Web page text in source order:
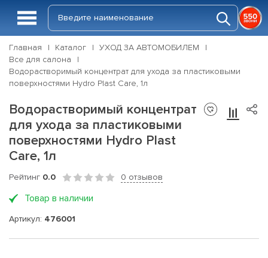
Главная Каталог
УХОД ЗА АВТОМОБИЛЕМ
Все для салона
Водорастворимый концентрат для ухода за пластиковыми
поверхностями Hydro Plast Care, 1л
Водорастворимый концентрат
для ухода за пластиковыми
поверхностями Hydro Plast
Care, 1л
Рейтинг 0.0 0 отзывов
Товар в наличии
Артикул: 476001